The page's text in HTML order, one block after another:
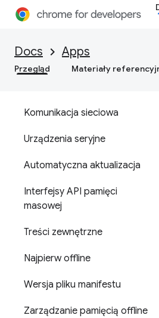
Docs Apps
Przegląd Materiały
Ćwiczenia z programowania
Analytics
Komunikacja sieciowa
Urządzenia seryjne
Automatyczna aktualizacja
Interfejsy API pamięci
masowej
Treści zewnętrzne
Najpierw offline
Wersja pliku manifestu
Zarządzanie pamięcią offline